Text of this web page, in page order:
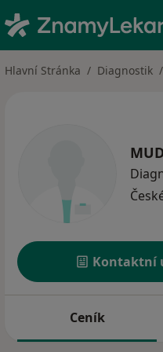
Hlavní Stránka Diagnostik
Kontaktní
Ceník